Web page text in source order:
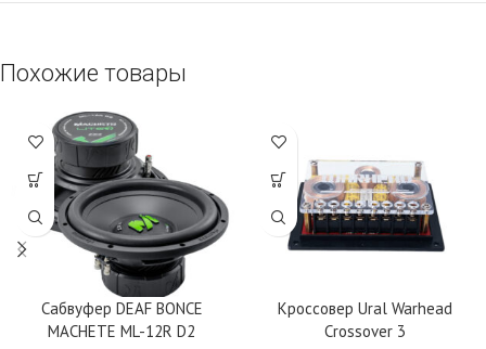
Похожие товары
Сабвуфер DEAF BONCE
MACHETE ML-12R D2
Кроссовер Ural Warhead
Crossover 3